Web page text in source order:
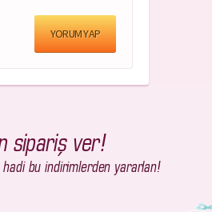
YORUM YAP
sipariş ver!
bu indirimlerden yararlan!